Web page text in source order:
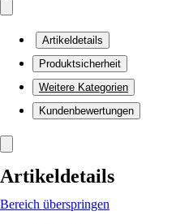
Artikeldetails
Produktsicherheit
Weitere Kategorien
Kundenbewertungen
Artikeldetails
Bereich überspringen